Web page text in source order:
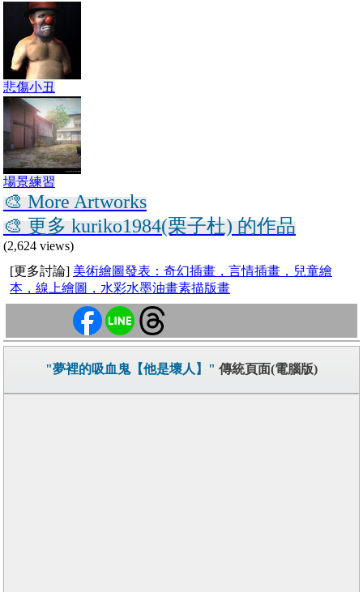
悲傷小丑
場景練習
🎨 More Artworks
🎨 更多 kuriko1984(栗子杜) 的作品
(2,624 views)
[更多討論] 美術繪圖發表：奇幻插畫，言情插畫，兒童繪
本，線上繪圖，水彩水墨油畫素描版畫
"夢裡的吸血鬼【他是壞人】" 傳統頁面(電腦版)